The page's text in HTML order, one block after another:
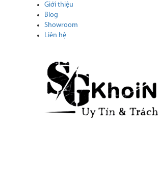
Giới thiệu
Blog
Showroom
Liên hệ